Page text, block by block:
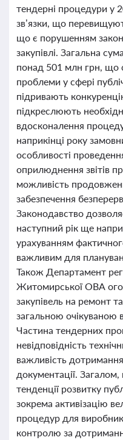
тендерні процедури у
зв’язки, що
що є порушенням
закупівлі. Загальна
понад 501 млн грн, що
проблеми у сфері
підривають
підкреслюють
вдосконалення
наприкінці року
особливості
оприлюднення звітів
можливість
забезпечення
Законодавство
наступний рік ще
урахуванням
важливим для
Також Департамент
Житомирської ОВА
закупівель на ремонт
загальною очікуваною
Частина тендерних
невідповідність
важливість
документації.
тенденції розвитку
зокрема активізацію
процедур для
контролю за